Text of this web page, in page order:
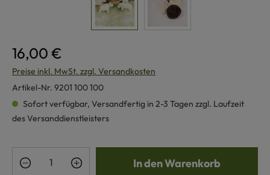
16,00 €
Preise inkl. MwSt. zzgl. Versandkosten
Artikel-Nr. 9201 100 100
Sofort verfügbar, Versandfertig in 2-3 Tagen zzgl. Laufzeit
des Versanddienstleisters
Produkt Anzahl: Gib den gewünschten
In den Warenkorb